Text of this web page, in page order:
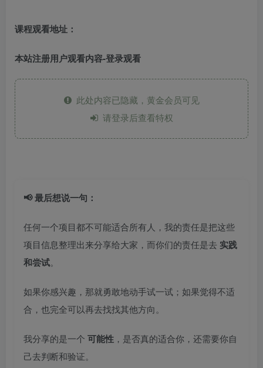
课程观看地址：
本站注册用户观看内容-登录观看
此处内容已隐藏，黄金会员可见
请登录后查看特权
📢 最后想说一句：
任何一个项目都不可能适合所有人，我的责任是把这些
项目信息整理出来分享给大家，而你们的责任是去 实践
和尝试。
如果你感兴趣，那就勇敢地动手试一试；如果觉得不适
合，也完全可以再去找找其他方向。
我分享的是一个 可能性 ，是否真的适合你，还需要你自
己去判断和验证。